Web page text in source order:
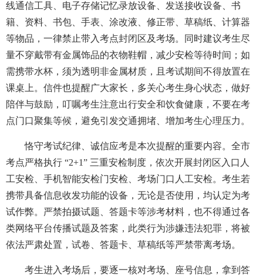
线通信工具、电子存储记忆录放设备、发送接收设备、书
籍、资料、书包、手表、涂改液、修正带、草稿纸、计算器
等物品，一律禁止带入考点封闭区及考场。同时建议考生尽
量不穿戴带有金属饰品的衣物鞋帽，减少安检等待时间；如
需携带水杯，须为透明非金属材质，且考试期间不得放置在
课桌上。信件也提醒广大家长，多关心考生身心状态，做好
陪伴与鼓励，叮嘱考生注意出行安全和饮食健康，不要在考
点门口聚集等候，避免引发交通拥堵、增加考生心理压力。
恪守考试纪律、诚信应考是本次提醒的重要内容。全市
考点严格执行 “2+1” 三重安检制度，依次开展封闭区入口人
工安检、手机智能安检门安检、考场门口人工安检。考生若
携带具备信息收发功能的设备，无论是否使用，均认定为考
试作弊。严禁拍摄试题、答题卡等涉考材料，也不得通过各
类网络平台传播试题及答案，此类行为涉嫌违法犯罪，将被
依法严肃处置，试卷、答题卡、草稿纸等严禁带离考场。
考生进入考场后，要逐一核对考场、座号信息，拿到答